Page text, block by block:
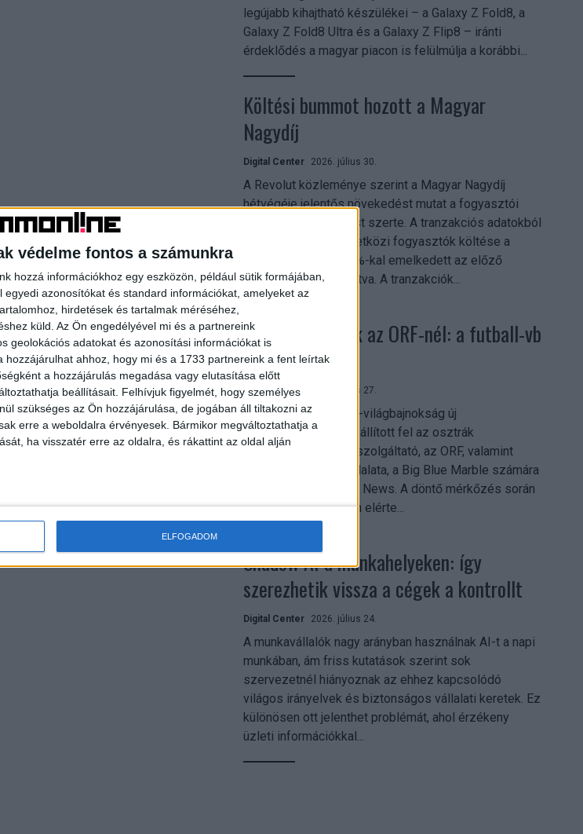
védelme fontos a számunkra
hozzá információkhoz egy eszközön, például sütik formájában,
azonosítókat és standard információkat, amelyeket az
hirdetések és tartalmak méréséhez,
küld. Az Ön engedélyével mi és a partnereink
geolokációs adatokat és azonosítási információkat is
hozzájárulhat ahhoz, hogy mi és a 1733 partnereink a fent leírtak
a hozzájárulás megadása vagy elutasítása előtt
beállításait. Felhívjuk figyelmét, hogy személyes
szükséges az Ön hozzájárulása, de jogában áll tiltakozni az
erre a weboldalra érvényesek. Bármikor megváltoztathatja a
ha visszatér erre az oldalra, és rákattint az oldal alján
ELFOGADOM
legújabb kihajtható készülékei – a Galaxy Z Fold8, a
Galaxy Z Fold8 Ultra és a Galaxy Z Flip8 – iránti
érdeklődés a magyar piacon is felülmúlja a korábbi...
Költési bummot hozott a Magyar
Nagydíj
Digital Center 2026. július 30.
A Revolut közleménye szerint a Magyar Nagydíj
hétvégéje jelentős növekedést mutat a fogyasztói
aktivitásban Budapest szerte. A tranzakciós adatokból
kiderül, hogy a nemzetközi fogyasztók költése a
versenyhétvégén 26%-kal emelkedett az előző
hétvégéhez viszonyítva. A tranzakciók...
Rekordok dőltek az ORF-nél: a futball-vb
mindent vitt
Digital Center 2026. július 27.
A 2026-os labdarúgó-világbajnokság új
streamingrekordokat állított fel az osztrák
közszolgálati műsorszolgáltató, az ORF, valamint
technológiai leányvállalata, a Big Blue Marble számára
– írja a Broadband TV News. A döntő mérkőzés során
az átlagos nézőszám elérte...
Shadow AI a munkahelyeken: így
szerezhetik vissza a cégek a kontrollt
Digital Center 2026. július 24.
A munkavállalók nagy arányban használnak AI-t a napi
munkában, ám friss kutatások szerint sok
szervezetnél hiányoznak az ehhez kapcsolódó
világos irányelvek és biztonságos vállalati keretek. Ez
különösen ott jelenthet problémát, ahol érzékeny
üzleti információkkal...